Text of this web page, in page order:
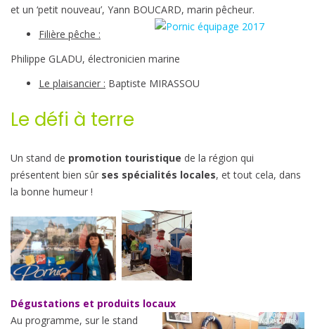
et un ‘petit nouveau’, Yann BOUCARD, marin pêcheur.
Filière pêche :
Philippe GLADU, électronicien marine
Le plaisancier : Baptiste MIRASSOU
Le défi à terre
Un stand de promotion touristique de la région qui
présentent bien sûr ses spécialités locales, et tout cela, dans
la bonne humeur !
Dégustations et produits locaux
Au programme, sur le stand